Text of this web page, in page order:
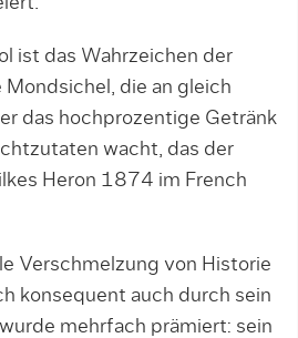
ist das Wahrzeichen der
die an gleich
das hochprozentige Getränk
wacht, das der
Heron 1874 im French
Verschmelzung von Historie
konsequent auch durch sein
mehrfach prämiert: sein